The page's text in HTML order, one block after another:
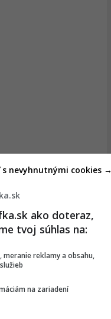
ako doteraz,
tvoj súhlas na:
reklamy a obsahu,
na zariadení
s nevyhnutnými cookies →